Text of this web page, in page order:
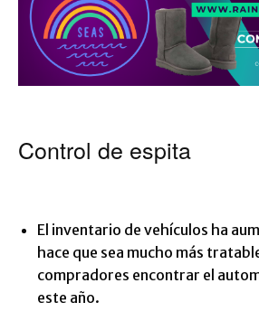
Control de espita
El inventario de vehículos ha
hace que sea mucho más
compradores encontrar el
este año.